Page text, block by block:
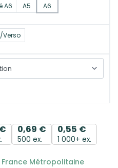
A6 A5 A6
Verso
€ 0,69 €
500 ex.
0,55 €
1 000+ ex.
Métropolitaine